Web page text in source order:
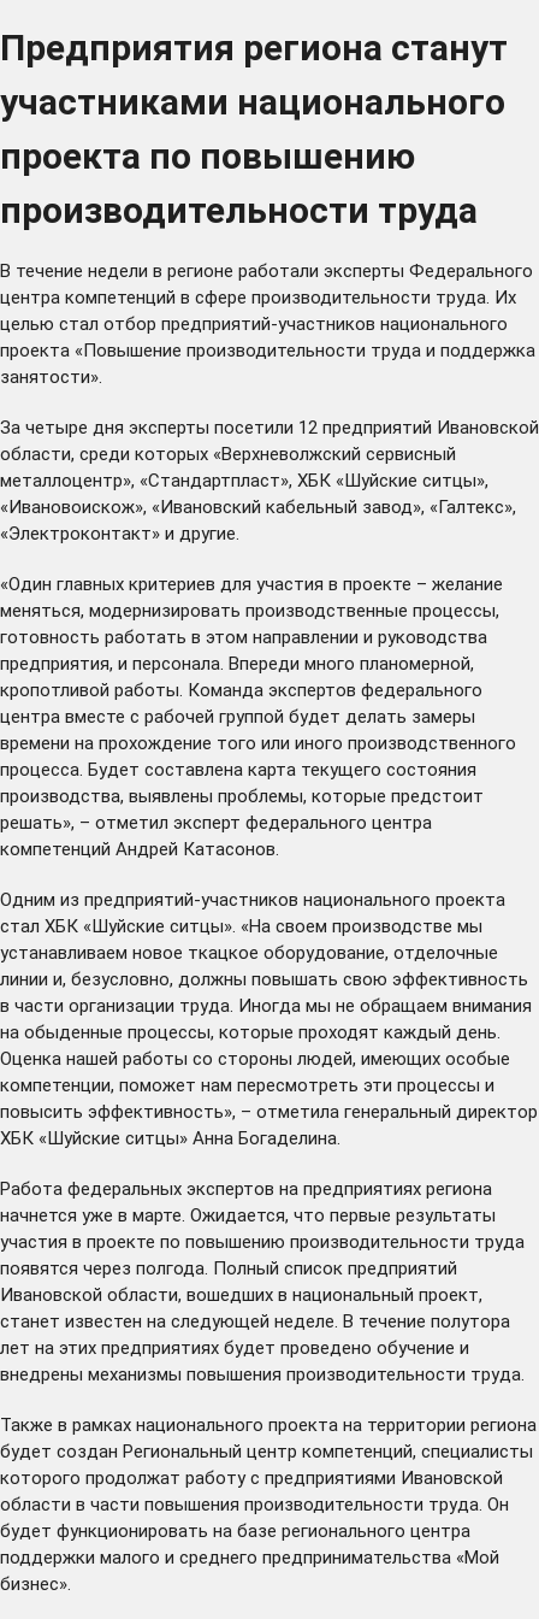
Предприятия региона станут
участниками национального
проекта по повышению
производительности труда
В течение недели в регионе работали эксперты Федерального
центра компетенций в сфере производительности труда. Их
целью стал отбор предприятий-участников национального
проекта «Повышение производительности труда и поддержка
занятости».
За четыре дня эксперты посетили 12 предприятий Ивановской
области, среди которых «Верхневолжский сервисный
металлоцентр», «Стандартпласт», ХБК «Шуйские ситцы»,
«Ивановоискож», «Ивановский кабельный завод», «Галтекс»,
«Электроконтакт» и другие.
«Один главных критериев для участия в проекте – желание
меняться, модернизировать производственные процессы,
готовность работать в этом направлении и руководства
предприятия, и персонала. Впереди много планомерной,
кропотливой работы. Команда экспертов федерального
центра вместе с рабочей группой будет делать замеры
времени на прохождение того или иного производственного
процесса. Будет составлена карта текущего состояния
производства, выявлены проблемы, которые предстоит
решать», – отметил эксперт федерального центра
компетенций Андрей Катасонов.
Одним из предприятий-участников национального проекта
стал ХБК «Шуйские ситцы». «На своем производстве мы
устанавливаем новое ткацкое оборудование, отделочные
линии и, безусловно, должны повышать свою эффективность
в части организации труда. Иногда мы не обращаем внимания
на обыденные процессы, которые проходят каждый день.
Оценка нашей работы со стороны людей, имеющих особые
компетенции, поможет нам пересмотреть эти процессы и
повысить эффективность», – отметила генеральный директор
ХБК «Шуйские ситцы» Анна Богаделина.
Работа федеральных экспертов на предприятиях региона
начнется уже в марте. Ожидается, что первые результаты
участия в проекте по повышению производительности труда
появятся через полгода. Полный список предприятий
Ивановской области, вошедших в национальный проект,
станет известен на следующей неделе. В течение полутора
лет на этих предприятиях будет проведено обучение и
внедрены механизмы повышения производительности труда.
Также в рамках национального проекта на территории региона
будет создан Региональный центр компетенций, специалисты
которого продолжат работу с предприятиями Ивановской
области в части повышения производительности труда. Он
будет функционировать на базе регионального центра
поддержки малого и среднего предпринимательства «Мой
бизнес».